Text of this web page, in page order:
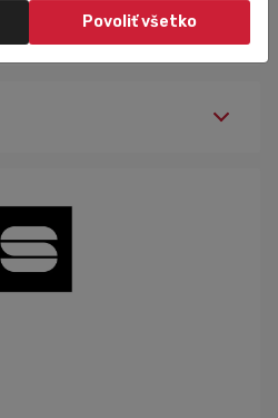
Povoliť všetko